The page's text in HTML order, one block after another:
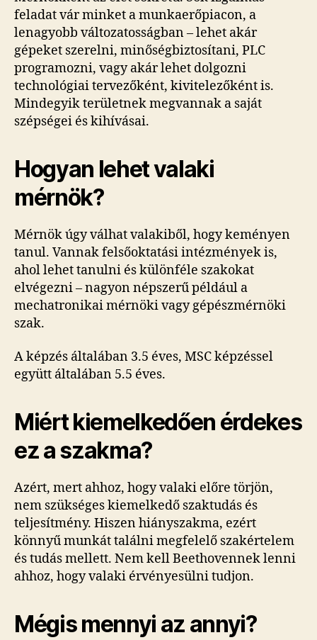
feladat vár minket a munkaerőpiacon, a
lenagyobb változatosságban – lehet akár
gépeket szerelni, minőségbiztosítani, PLC
programozni, vagy akár lehet dolgozni
technológiai tervezőként, kivitelezőként is.
Mindegyik területnek megvannak a saját
szépségei és kihívásai.
Hogyan lehet valaki
mérnök?
Mérnök úgy válhat valakiből, hogy keményen
tanul. Vannak felsőoktatási intézmények is,
ahol lehet tanulni és különféle szakokat
elvégezni – nagyon népszerű például a
mechatronikai mérnöki vagy gépészmérnöki
szak.
A képzés általában 3.5 éves, MSC képzéssel
együtt általában 5.5 éves.
Miért kiemelkedően érdekes
ez a szakma?
Azért, mert ahhoz, hogy valaki előre törjön,
nem szükséges kiemelkedő szaktudás és
teljesítmény. Hiszen hiányszakma, ezért
könnyű munkát találni megfelelő szakértelem
és tudás mellett. Nem kell Beethovennek lenni
ahhoz, hogy valaki érvényesülni tudjon.
Mégis mennyi az annyi?